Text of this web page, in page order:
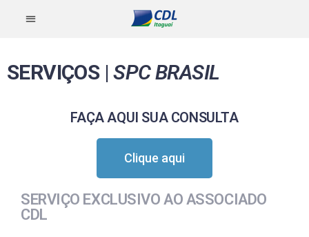
SERVIÇOS|SPC BRASIL
FAÇA AQUI SUA CONSULTA
Clique aqui
SERVIÇO EXCLUSIVO AO ASSOCIADO
CDL